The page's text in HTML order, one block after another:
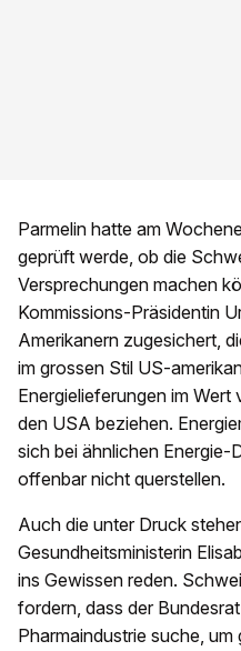
Parmelin hatte am
geprüft werde, ob die
Versprechungen machen
Kommissions-Präsidentin
Amerikanern zugesichert,
im grossen Stil US-
Energielieferungen im
den USA beziehen.
sich bei ähnlichen
offenbar nicht querstellen.
Auch die unter Druck
Gesundheitsministerin
ins Gewissen reden.
fordern, dass der
Pharmaindustrie suche, um